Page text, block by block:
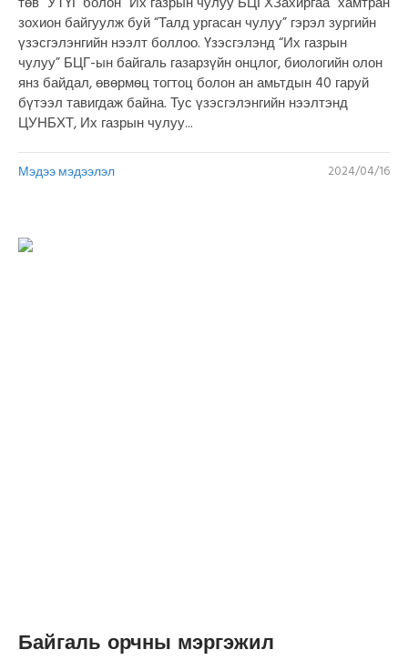
зохион байгуулж буй “Талд ургасан чулуу” гэрэл зургийн
үзэсгэлэнгийн нээлт боллоо. Үзэсгэлэнд “Их газрын
чулуу” БЦГ-ын байгаль газарзүйн онцлог, биологийн олон
янз байдал, өвөрмөц тогтоц болон ан амьтдын 40 гаруй
бүтээл тавигдаж байна. Тус үзэсгэлэнгийн нээлтэнд
ЦУНБХТ, Их газрын чулуу...
2024/04/16
Мэдээ мэдээлэл
Байгаль орчны мэргэжил